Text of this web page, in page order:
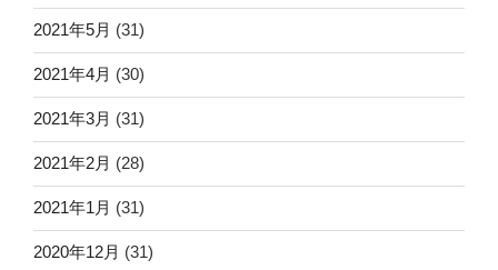
2021年5月 (31)
2021年4月 (30)
2021年3月 (31)
2021年2月 (28)
2021年1月 (31)
2020年12月 (31)